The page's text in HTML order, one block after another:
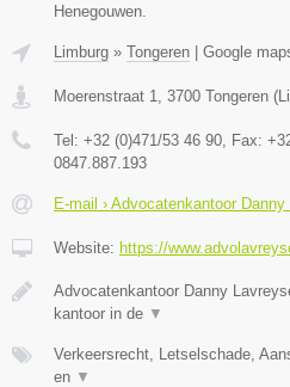
Henegouwen.
Limburg » Tongeren Google
Moerenstraat 1 3700 Tongeren (
Tel: +32 (0)471/53 46 90 , Fax:
0847.887.193
E-mail › Advocatenkantoor
Website: https://
Advocatenkantoor Danny
kantoor in de ▼
Verkeersrecht, Letselschade,
en ▼